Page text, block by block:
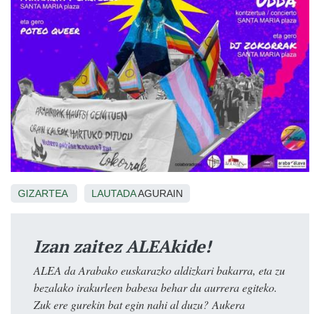
GIZARTEA LAUTADAAGURAIN
Izan zaitez ALEAkide!
ALEA da Arabako euskarazko aldizkari bakarra, eta zu
bezalako irakurleen babesa behar du aurrera egiteko.
Zuk ere gurekin bat egin nahi al duzu? Aukera